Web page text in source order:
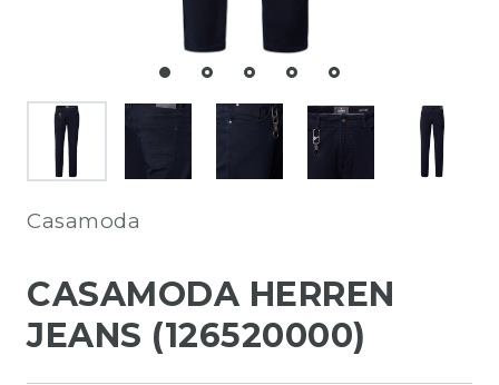
Casamoda
CASAMODA HERREN
JEANS (126520000)